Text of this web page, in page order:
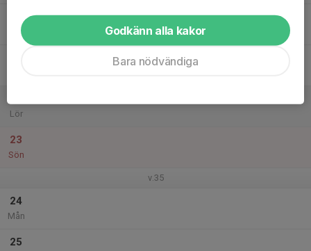
Tor
Lör
23
Sön
v.35
24
Mån
25
Godkänn alla kakor
Bara nödvändiga